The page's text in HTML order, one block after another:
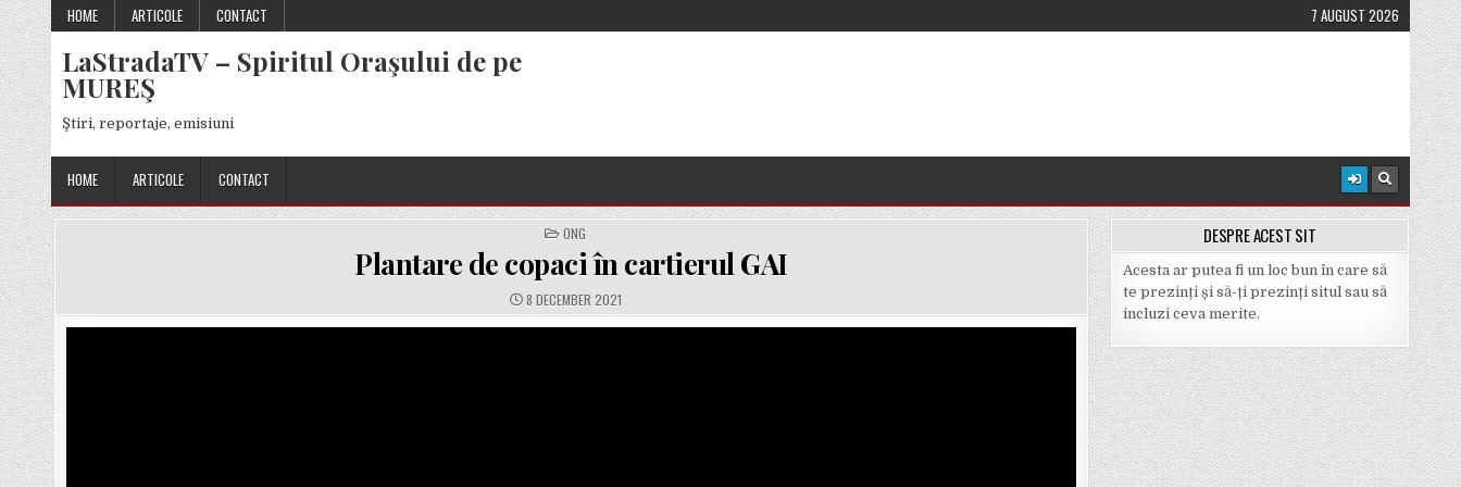
Skip
to
content
HOME ARTICOLE CONTACT 7 AUGUST 2026
LaStradaTV – Spiritul Oraşului de pe
MUREŞ
Ştiri, reportaje, emisiuni
HOME ARTICOLE CONTACT
POSTED
IN
ONG
Plantare de copaci în cartierul GAI
PUBLISHED
DATE:
8 DECEMBER 2021
DESPRE ACEST SIT
Acesta ar putea fi un loc bun în care să
te prezinți și să-ți prezinți situl sau să
incluzi ceva merite.